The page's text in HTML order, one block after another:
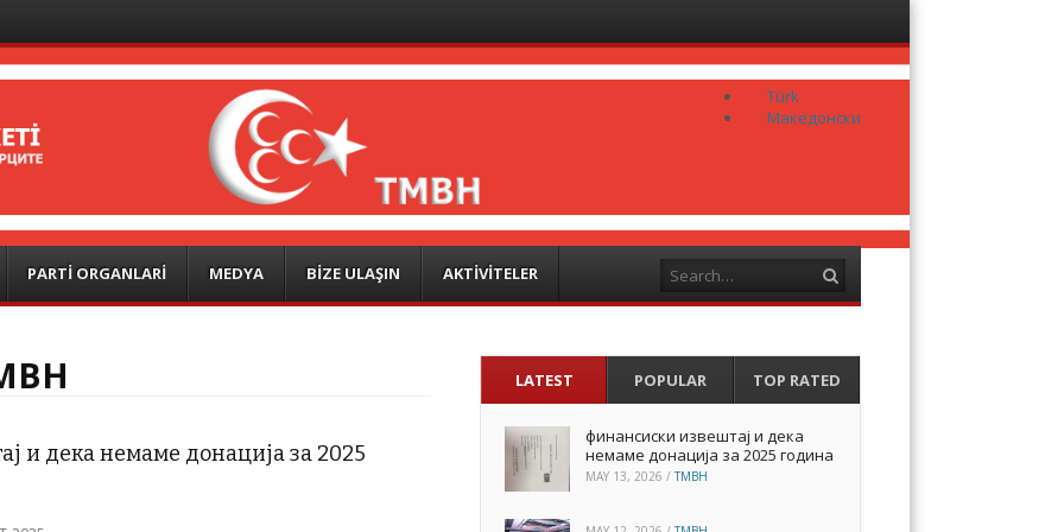
Menu
content
Türk
Македонски
PARTİ ORGANLARİ MEDYA BİZE ULAŞIN AKTİVİTELER Search
и дека немаме донација за 2025
LATEST POPULAR TOP RATED
финансиски извештај и дека
немаме донација за 2025 година
MAY 13, 2026 /TMBH